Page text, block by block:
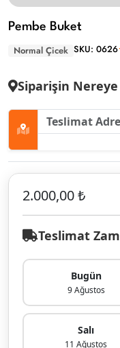
Pembe Buket
Normal Çicek SKU: 0626
Siparişin
2.000,00 ₺
Teslimat
Bugün
9 Ağustos
Salı
11 Ağustos